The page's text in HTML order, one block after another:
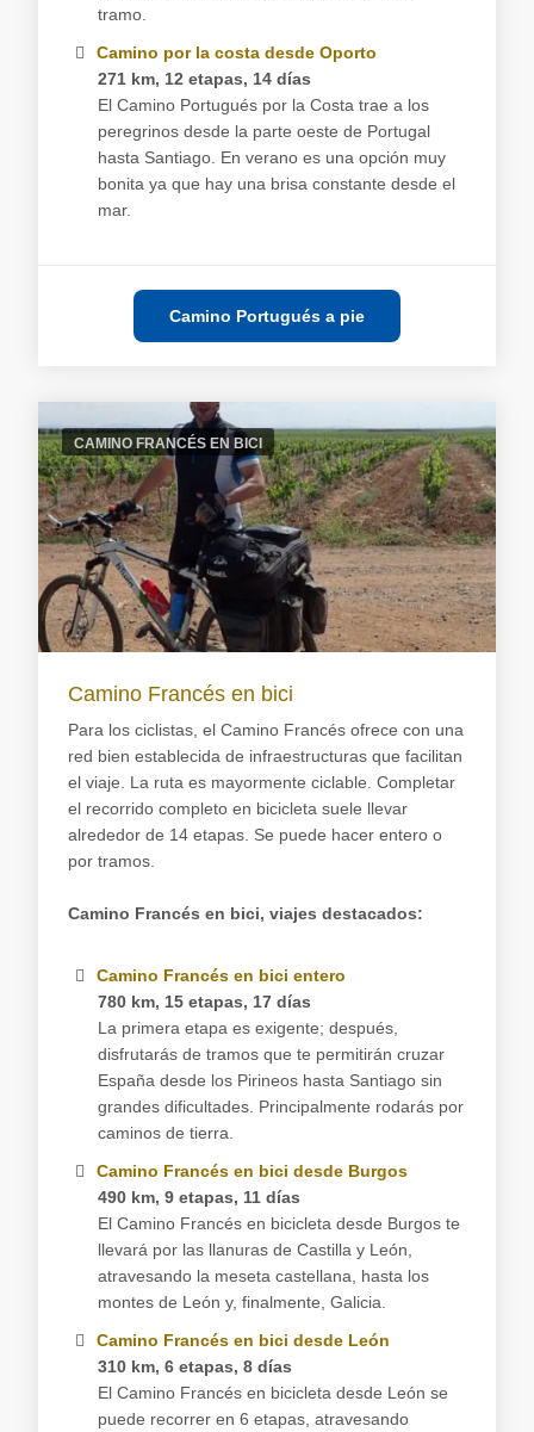
tramo.
Camino por la costa desde Oporto
271 km, 12 etapas, 14 días
El Camino Portugués por la Costa trae a los
peregrinos desde la parte oeste de Portugal
hasta Santiago. En verano es una opción muy
bonita ya que hay una brisa constante desde el
mar.
Camino Portugués a pie
CAMINO FRANCÉS EN BICI
Camino Francés en bici
Para los ciclistas, el Camino Francés ofrece con una
red bien establecida de infraestructuras que facilitan
el viaje. La ruta es mayormente ciclable. Completar
el recorrido completo en bicicleta suele llevar
alrededor de 14 etapas. Se puede hacer entero o
por tramos.
Camino Francés en bici, viajes destacados:
Camino Francés en bici entero
780 km, 15 etapas, 17 días
La primera etapa es exigente; después,
disfrutarás de tramos que te permitirán cruzar
España desde los Pirineos hasta Santiago sin
grandes dificultades. Principalmente rodarás por
caminos de tierra.
Camino Francés en bici desde Burgos
490 km, 9 etapas, 11 días
El Camino Francés en bicicleta desde Burgos te
llevará por las llanuras de Castilla y León,
atravesando la meseta castellana, hasta los
montes de León y, finalmente, Galicia.
Camino Francés en bici desde León
310 km, 6 etapas, 8 días
El Camino Francés en bicicleta desde León se
puede recorrer en 6 etapas, atravesando